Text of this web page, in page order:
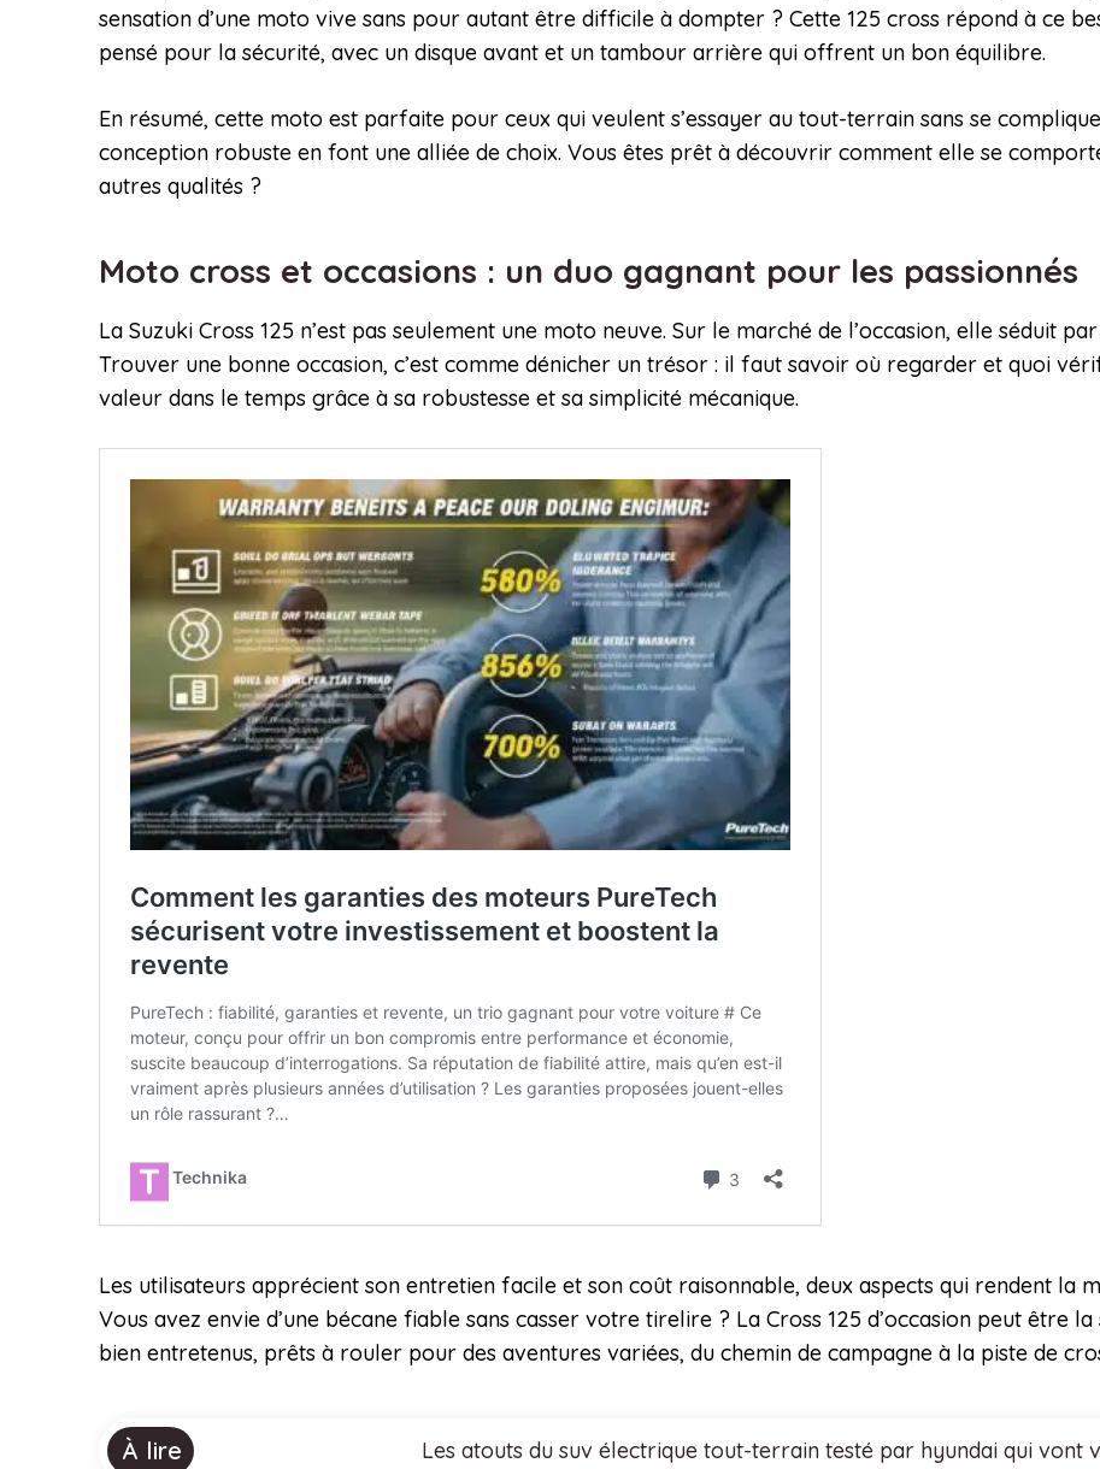
sensation d’une moto vive sans pour autant être difficile à dompter ? Cette 125 cross répond à ce
pensé pour la sécurité, avec un disque avant et un tambour arrière qui offrent un bon équilibre.
En résumé, cette moto est parfaite pour ceux qui veulent s’essayer au tout-terrain sans se
conception robuste en font une alliée de choix. Vous êtes prêt à découvrir comment elle se
autres qualités ?
Moto cross et occasions : un duo gagnant pour les passionnés
La Suzuki Cross 125 n’est pas seulement une moto neuve. Sur le marché de l’occasion, elle séduit
Trouver une bonne occasion, c’est comme dénicher un trésor : il faut savoir où regarder et quoi
valeur dans le temps grâce à sa robustesse et sa simplicité mécanique.
Les utilisateurs apprécient son entretien facile et son coût raisonnable, deux aspects qui rendent la
Vous avez envie d’une bécane fiable sans casser votre tirelire ? La Cross 125 d’occasion peut être
bien entretenus, prêts à rouler pour des aventures variées, du chemin de campagne à la piste de
À lire Les atouts du suv électrique tout-terrain testé par hyundai qui vont